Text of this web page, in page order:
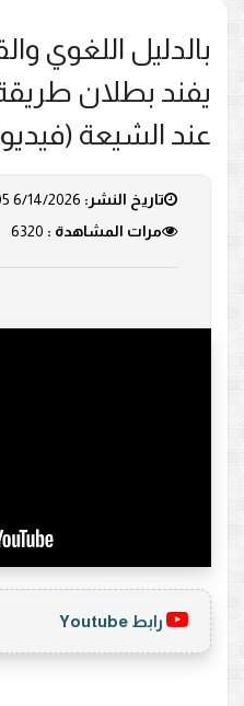
بالدليل اللغوي
يفند بطلان
عند الشيعة
تاريخ النشر: 6/14/2026 10:24:05 AM
مرات المشاهدة : 6320
رابط Youtube